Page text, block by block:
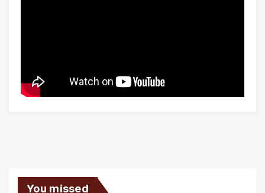
You missed